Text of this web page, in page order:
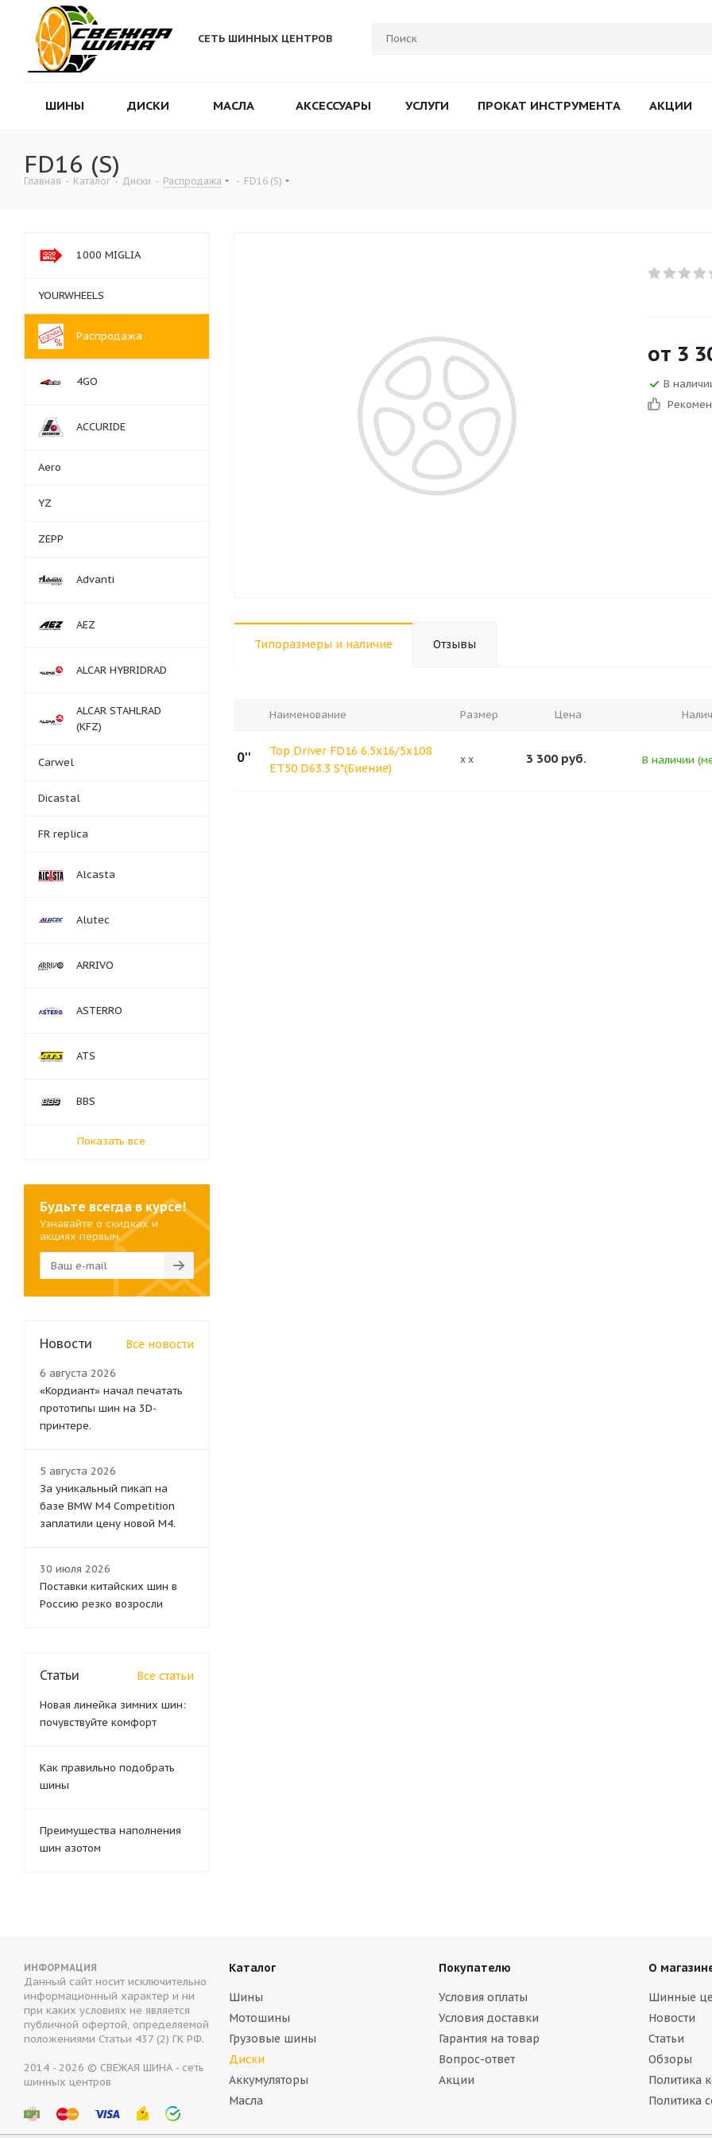
СЕТЬ ШИННЫХ ЦЕНТРОВ
ШИНЫ ДИСКИ МАСЛА АКСЕССУАРЫ УСЛУГИ ПРОКАТ ИНСТРУМЕНТА АКЦИИ
FD16 (S)
Главная - Каталог - Диски - Распродажа - FD16 (S)
от 3
В
Типоразмеры и наличие Отзывы
Наименование Размер Цена
0''
Top Driver FD16 6.5x16/5x108
ET50 D63.3 S*(Биение)
x x 3 300 руб. В наличии
1000 MIGLIA
YOURWHEELS
Распродажа
4GO
ACCURIDE
Aero
YZ
ZEPP
Advanti
AEZ
ALCAR HYBRIDRAD
ALCAR STAHLRAD
(KFZ)
Carwel
Dicastal
FR replica
Alcasta
Alutec
ARRIVO
ASTERRO
ATS
BBS
Показать все
Будьте всегда в курсе!
Узнавайте о скидках и
акциях первым
Новости Все новости
6 августа 2026
«Кордиант» начал печатать
прототипы шин на 3D-
принтере.
5 августа 2026
За уникальный пикап на
базе BMW M4 Competition
заплатили цену новой M4.
30 июля 2026
Поставки китайских шин в
Россию резко возросли
Статьи Все статьи
Новая линейка зимних шин:
почувствуйте комфорт
Как правильно подобрать
шины
Преимущества наполнения
шин азотом
ИНФОРМАЦИЯ
Данный сайт носит исключительно
информационный характер и ни
при каких условиях не является
публичной офертой, определяемой
положениями Статьи 437 (2) ГК РФ.
2014 - 2026 © СВЕЖАЯ ШИНА - сеть
шинных центров
Каталог
Шины
Мотошины
Грузовые шины
Диски
Аккумуляторы
Масла
Покупателю
Условия оплаты
Условия доставки
Гарантия на товар
Вопрос-ответ
Акции
О
Шинные
Новости
Статьи
Обзоры
Политика
Политика